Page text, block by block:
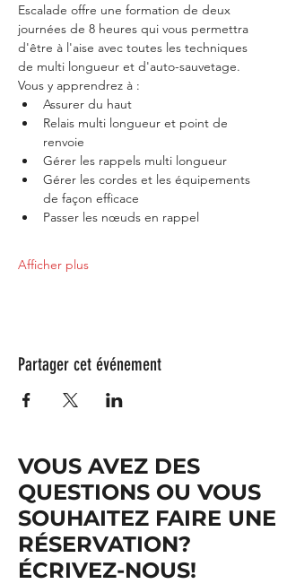
Escalade offre une formation de deux
journées de 8 heures qui vous permettra
d'être à l'aise avec toutes les techniques
de multi longueur et d'auto-sauvetage.
Vous y apprendrez à :
Assurer du haut
Relais multi longueur et point de
renvoie
Gérer les rappels multi longueur
Gérer les cordes et les équipements
de façon efficace
Passer les nœuds en rappel
Afficher plus
Partager cet événement
VOUS AVEZ DES
QUESTIONS OU VOUS
SOUHAITEZ FAIRE UNE
RÉSERVATION?
ÉCRIVEZ-NOUS!